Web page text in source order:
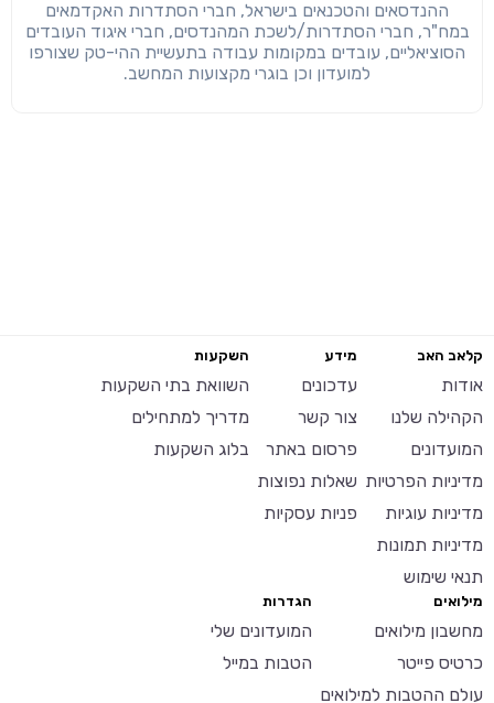
ההנדסאים והטכנאים בישראל, חברי הסתדרות האקדמאים
במח"ר, חברי הסתדרות/לשכת המהנדסים, חברי איגוד העובדים
הסוציאליים, עובדים במקומות עבודה בתעשיית ההי-טק שצורפו
למועדון וכן בוגרי מקצועות המחשב.
קלאב האב
אודות
הקהילה שלנו
המועדונים
מדיניות הפרטיות
מדיניות עוגיות
מדיניות תמונות
תנאי שימוש
מידע
עדכונים
צור קשר
פרסום באתר
שאלות נפוצות
פניות עסקיות
השקעות
השוואת בתי השקעות
מדריך למתחילים
בלוג השקעות
מילואים
מחשבון מילואים
כרטיס פייטר
עולם ההטבות למילואים
הגדרות
המועדונים שלי
הטבות במייל